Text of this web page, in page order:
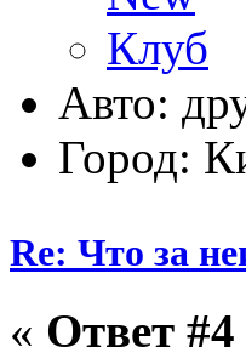
Авто:
Город:
Re: Что за
« Ответ #4